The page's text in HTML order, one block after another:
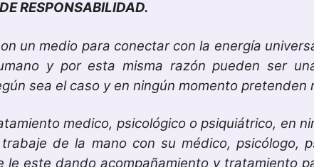
RESPONSABILIDAD.
un medio para conectar con la energía
y por esta misma razón pueden ser
sea el caso y en ningún momento
medico, psicológico o psiquiátrico, en
de la mano con su médico, psicólogo,
este dando acompañamiento y tratamiento